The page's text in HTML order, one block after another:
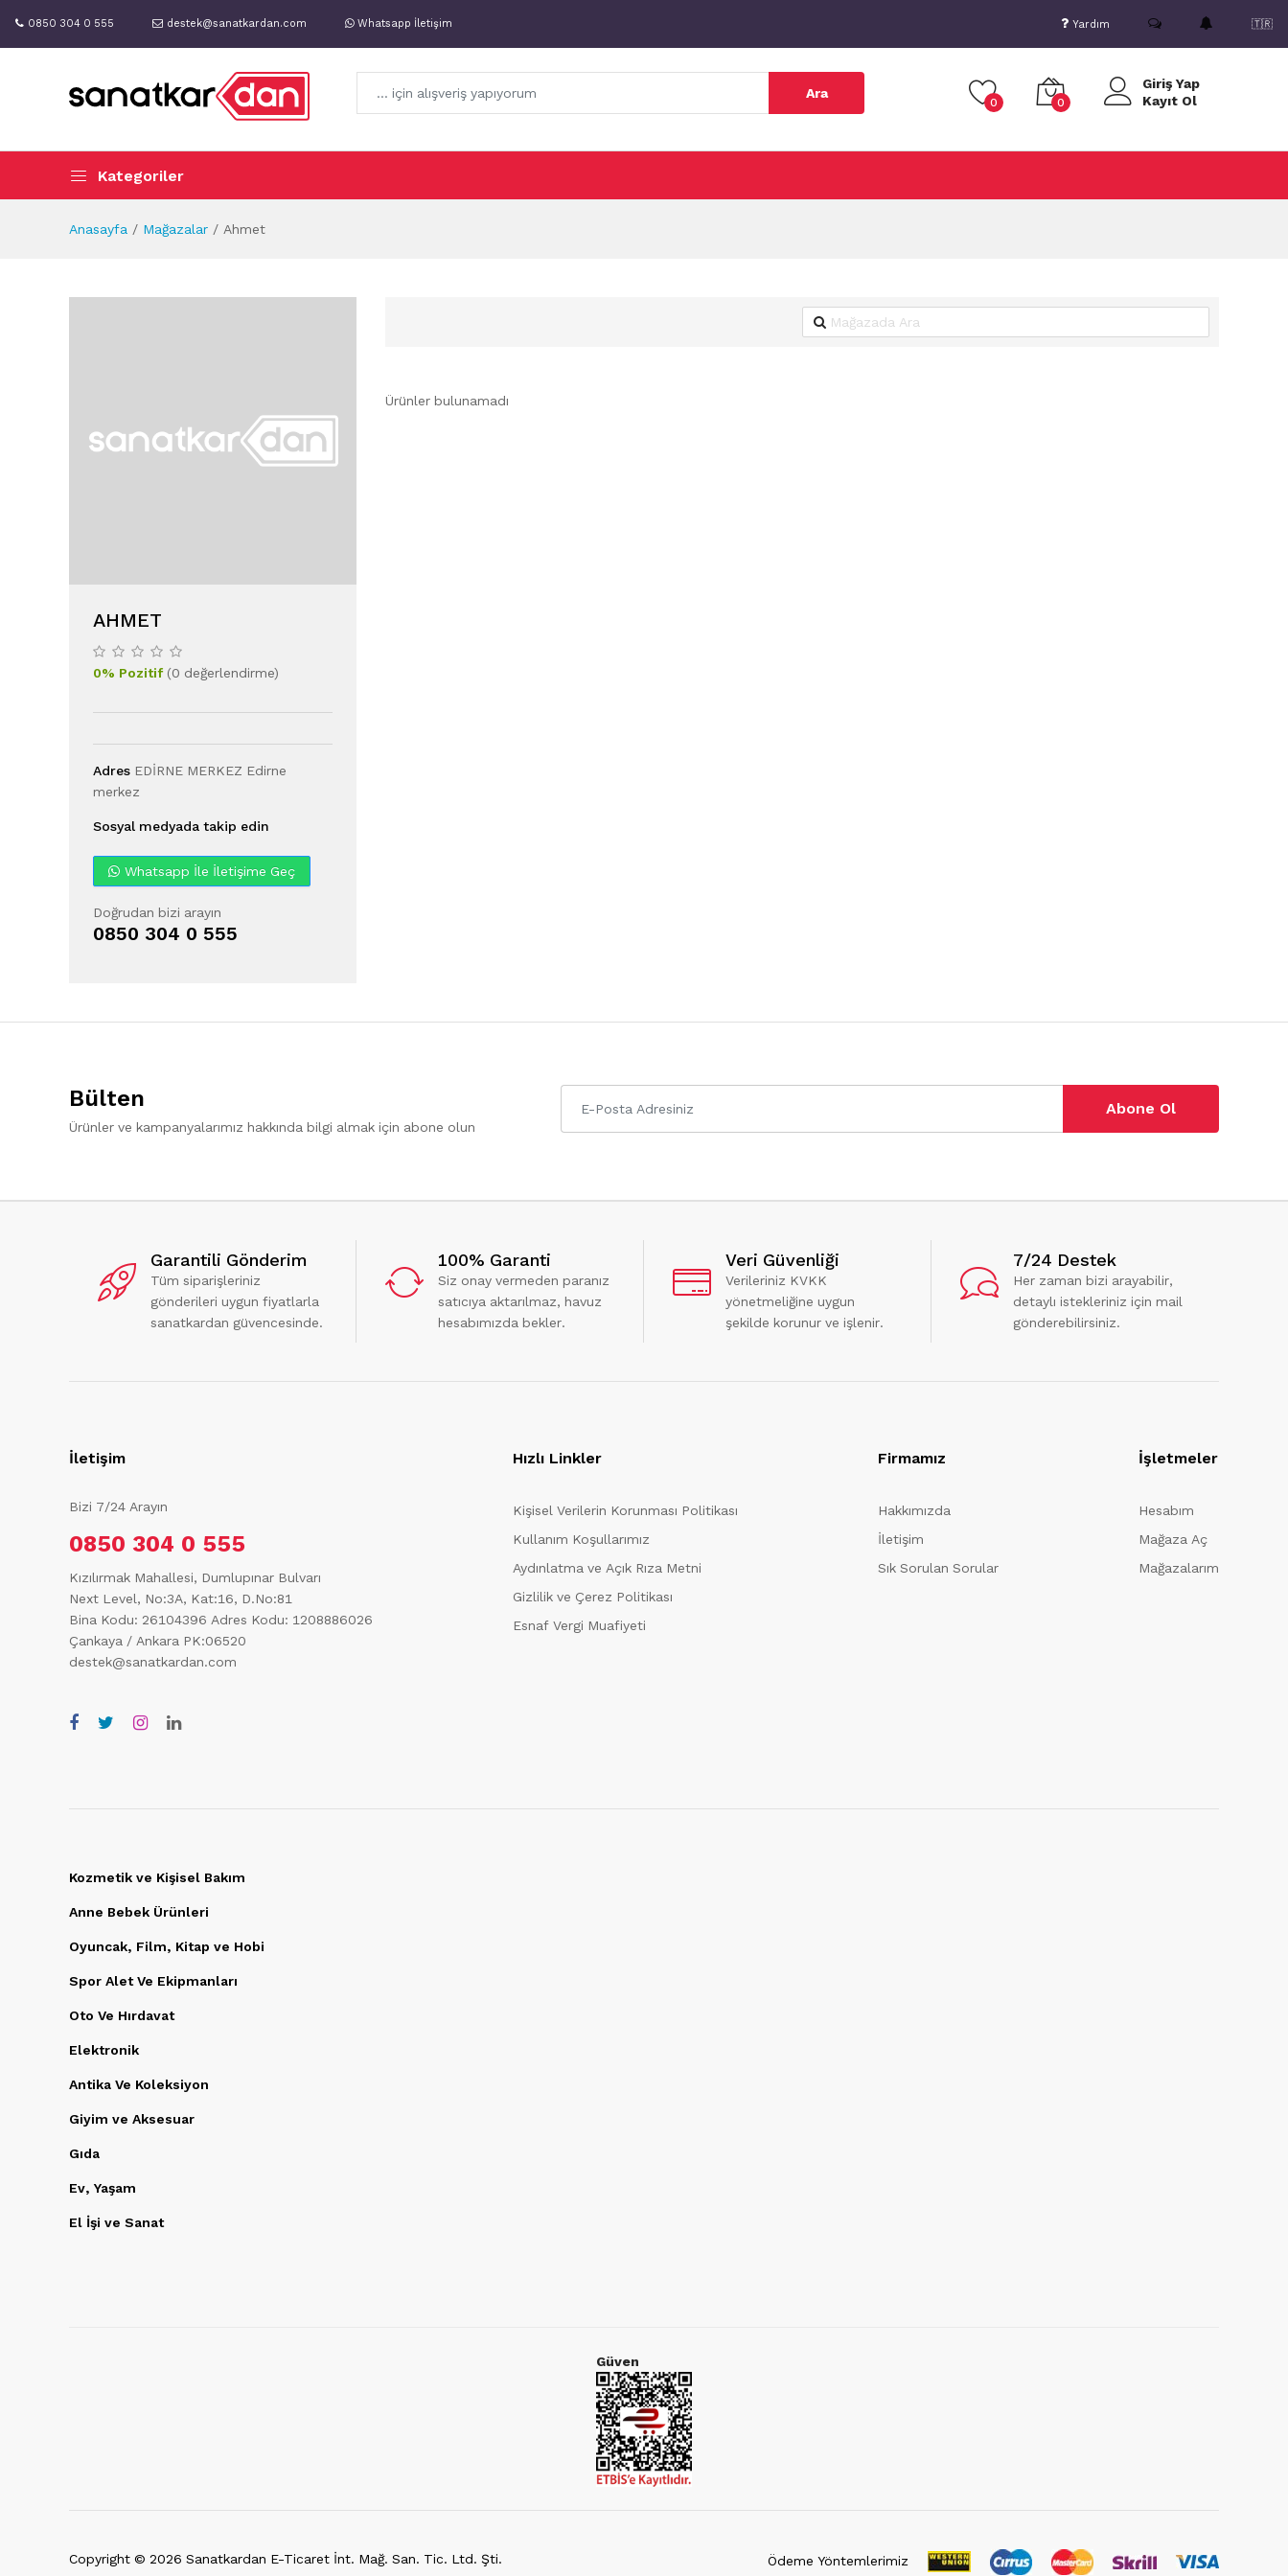
0850 304 0 555 destek@sanatkardan.com Whatsapp İletişim Yardım 🇹🇷
Ara
0 0
Giriş Yap
Kayıt Ol
Kategoriler
Anasayfa Mağazalar Ahmet
AHMET
0% Pozitif(0 değerlendirme)
Adres EDİRNE MERKEZ Edirne
merkez
Sosyal medyada takip edin
Whatsapp İle İletişime Geç
Doğrudan bizi arayın
0850 304 0 555
Ürünler bulunamadı
Bülten
Ürünler ve kampanyalarımız hakkında bilgi almak için abone olun
Abone Ol
Garantili Gönderim
Tüm siparişleriniz
gönderileri uygun fiyatlarla
sanatkardan güvencesinde.
100% Garanti
Siz onay vermeden paranız
satıcıya aktarılmaz, havuz
hesabımızda bekler.
Veri Güvenliği
Verileriniz KVKK
yönetmeliğine uygun
şekilde korunur ve işlenir.
7/24 Destek
Her zaman bizi arayabilir,
detaylı istekleriniz için mail
gönderebilirsiniz.
İletişim
Bizi 7/24 Arayın
0850 304 0 555
Kızılırmak Mahallesi, Dumlupınar Bulvarı
Next Level, No:3A, Kat:16, D.No:81
Bina Kodu: 26104396 Adres Kodu: 1208886026
Çankaya / Ankara PK:06520
destek@sanatkardan.com
Hızlı Linkler
Kişisel Verilerin Korunması Politikası
Kullanım Koşullarımız
Aydınlatma ve Açık Rıza Metni
Gizlilik ve Çerez Politikası
Esnaf Vergi Muafiyeti
Firmamız
Hakkımızda
İletişim
Sık Sorulan Sorular
İşletmeler
Hesabım
Mağaza Aç
Mağazalarım
Kozmetik ve Kişisel Bakım
Anne Bebek Ürünleri
Oyuncak, Film, Kitap ve Hobi
Spor Alet Ve Ekipmanları
Oto Ve Hırdavat
Elektronik
Antika Ve Koleksiyon
Giyim ve Aksesuar
Gıda
Ev, Yaşam
El İşi ve Sanat
Güven
Copyright © 2026 Sanatkardan E-Ticaret İnt. Mağ. San. Tic. Ltd. Şti. Ödeme Yöntemlerimiz